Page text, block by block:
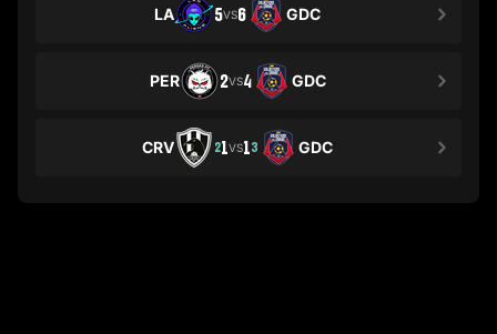
LA 5VS6 GDC
PER 2VS4 GDC
CRV 21VS13 GDC